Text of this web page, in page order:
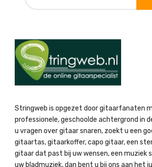
Stringweb is opgezet door gitaarfanaten
professionele, geschoolde achtergrond in
u vragen over gitaar snaren, zoekt u een
gitaartas, gitaarkoffer, capo gitaar, een
gitaar dat past bij uw wensen, een muziek
uw bladmuziek, dan bent u bij ons aan het